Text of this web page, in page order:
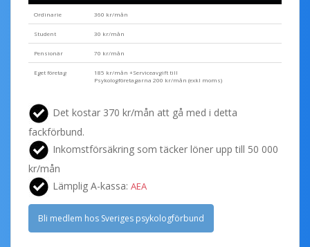
Ordinarie 360 kr/mån
Student 30 kr/mån
Pensionär 70 kr/mån
Eget företag
185 kr/mån +Serviceavgift till
Psykologföretagarna 200 kr/mån (exkl moms)
Det kostar 370 kr/mån att gå med i detta
fackförbund.
Inkomstförsäkring som täcker löner upp till 50 000
kr/mån
Lämplig A-kassa: AEA
Bli medlem hos Sveriges psykologförbund